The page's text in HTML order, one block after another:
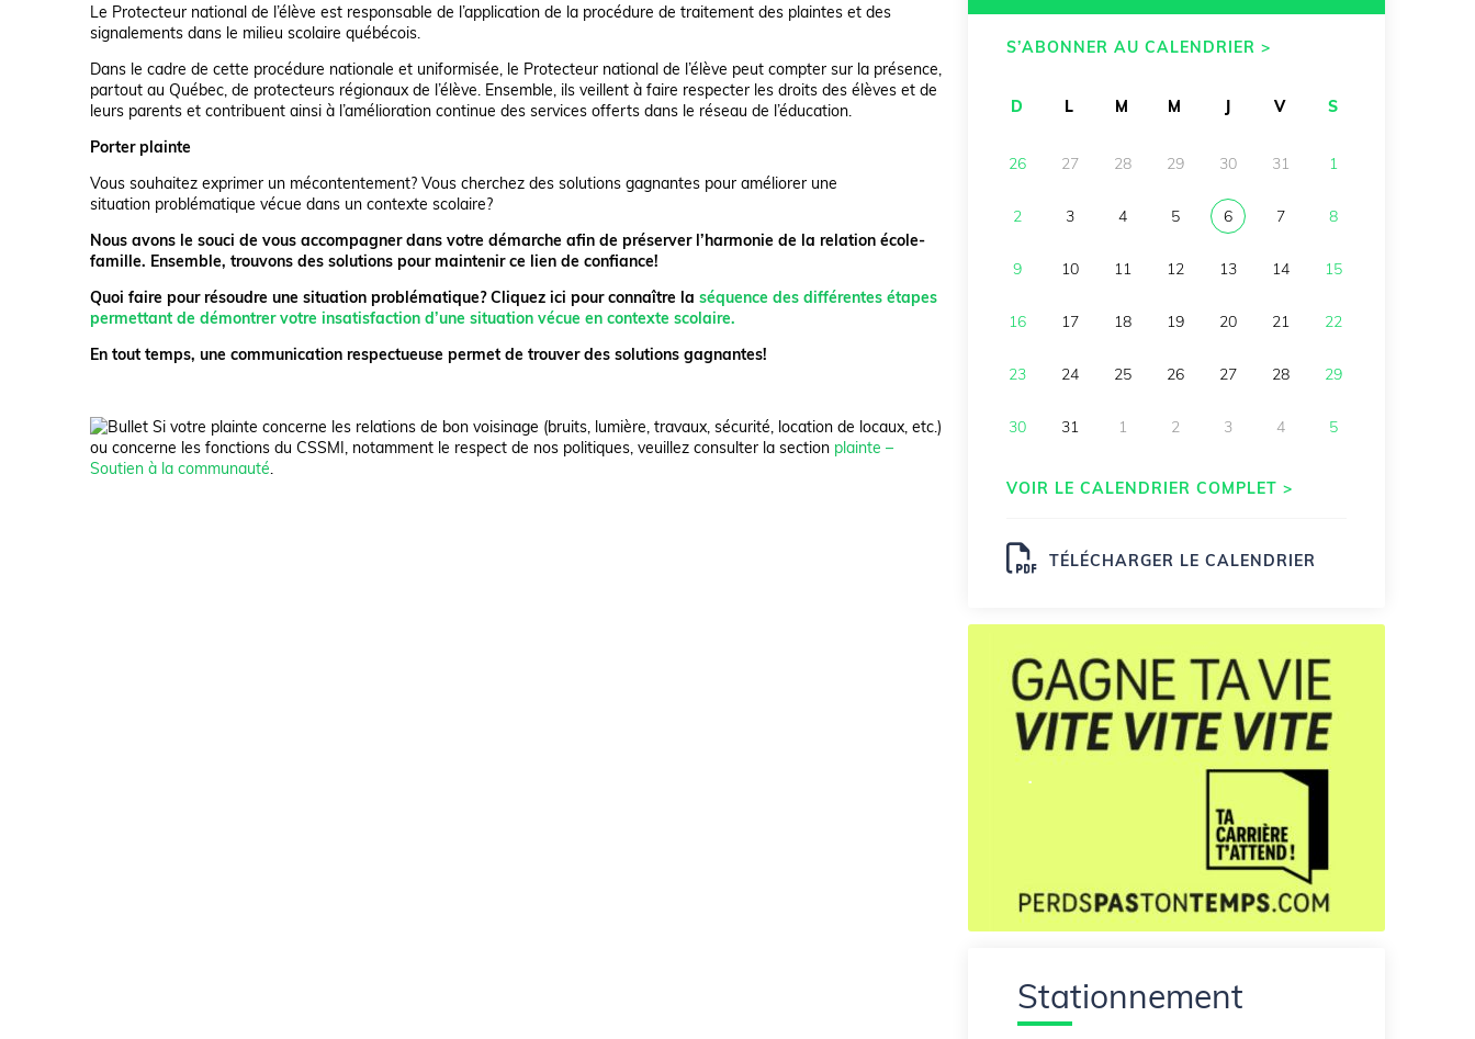
Le Protecteur national de l’élève est responsable de l’application de la procédure de traitement des plaintes et des
signalements dans le milieu scolaire québécois.
Dans le cadre de cette procédure nationale et uniformisée, le Protecteur national de l’élève peut compter sur la présence,
partout au Québec, de protecteurs régionaux de l’élève. Ensemble, ils veillent à faire respecter les droits des élèves et de
leurs parents et contribuent ainsi à l’amélioration continue des services offerts dans le réseau de l’éducation.
Porter plainte
Vous souhaitez exprimer un mécontentement? Vous cherchez des solutions gagnantes pour améliorer une
situation problématique vécue dans un contexte scolaire?
Nous avons le souci de vous accompagner dans votre démarche afin de préserver l’harmonie de la relation école-
famille. Ensemble, trouvons des solutions pour maintenir ce lien de confiance!
Quoi faire pour résoudre une situation problématique? Cliquez ici pour connaître la séquence des différentes étapes
permettant de démontrer votre insatisfaction d’une situation vécue en contexte scolaire.
En tout temps, une communication respectueuse permet de trouver des solutions gagnantes!
Si votre plainte concerne les relations de bon voisinage (bruits, lumière, travaux, sécurité, location de locaux, etc.)
ou concerne les fonctions du CSSMI, notamment le respect de nos politiques, veuillez consulter la section plainte –
Soutien à la communauté
S’ABONNER AU CALENDRIER >
D L M M J V S
26 27 28 29 30 31 1
2 3 4 5 6 7 8
9 10 11 12 13 14 15
16 17 18 19 20 21 22
23 24 25 26 27 28 29
30 31 1 2 3 4 5
VOIR LE CALENDRIER COMPLET >
TÉLÉCHARGER LE CALENDRIER
.
Stationnement